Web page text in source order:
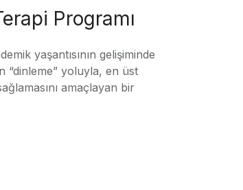
Programı
yaşantısının gelişiminde
“dinleme” yoluyla, en üst
amaçlayan bir